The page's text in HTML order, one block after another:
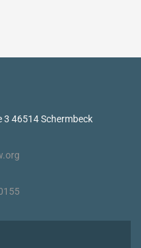
3 46514 Schermbeck